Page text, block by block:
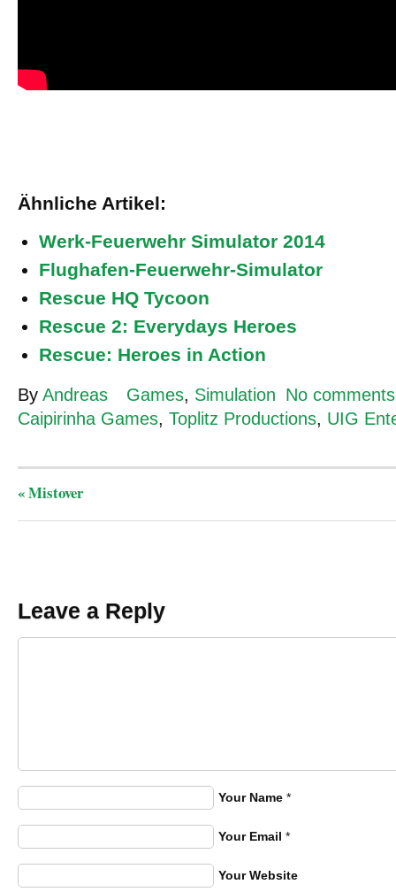
Ähnliche Artikel:
Werk-Feuerwehr Simulator 2014
Flughafen-Feuerwehr-Simulator
Rescue HQ Tycoon
Rescue 2: Everydays Heroes
Rescue: Heroes in Action
By Andreas Games, Simulation No comments
Caipirinha Games, Toplitz Productions, UIG
«Mistover
Leave a Reply
Your Name *
Your Email *
Your Website